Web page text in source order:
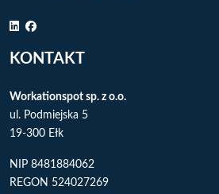
KONTAKT
Workationspot sp. z o.o.
ul. Podmiejska 5
19-300 Ełk
NIP 8481884062
REGON 524027269